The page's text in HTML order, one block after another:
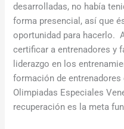
desarrolladas, no había
forma presencial, así que
oportunidad para hacerlo.
certificar a entrenadores y
liderazgo en los
formación de
Olimpiadas Especiales
recuperación es la meta